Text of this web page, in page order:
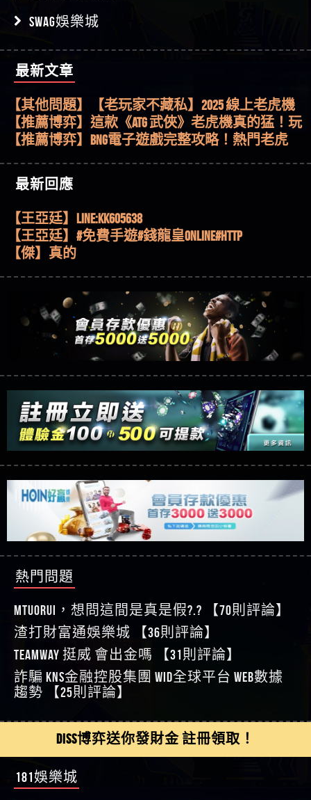
SWAG娛樂城
最新文章
【其他問題】用理性數據指路，開啟你的高回報
娛樂之旅
【其他問題】【老玩家不藏私】2025 線上老虎機
這樣挑！RTP、波動率和平台安全的全攻略！
【推薦博弈】這款《ATG 武俠》老虎機真的猛！玩
過才知道什麼叫超過3萬種中獎方式！
【推薦博弈】BNG電子遊戲完整攻略！熱門老虎
51,000倍數玩法攻略，輕鬆稱霸老虎機！
【其他問題】「拆解力智投資詐騙套路緊急追討
賴zg369」力智投資是不是詐騙 力智投資是真的嗎
力智投資是詐騙嗎 南部老翁還在癡迷力智投資高
回報獲利 請不要在匯款
【其他問題】 【遇天盛商行詐騙追回資金賴
zg369】天盛商行詐騙 天盛商行是不是詐騙 天盛商
行是真的嗎 天盛商行是詐騙嗎 被天盛商行詐騙一
招教你拿回
【其他問題】 受害者援助賴【zg369】退休老翁被
大戶e點靈詐騙痛不欲生 大戶e點靈是真的嗎 大戶e
點靈是不是詐騙 大戶e點靈是詐騙嗎 大戶e點靈無
法出金 （大戶e點靈）教你如何規避詐騙陷阱
【其他問題】 弘記投資詐騙持續收割國人中【免
費討回資金賴zg369】弘記投資是詐騙嗎 弘記投資
是不是詐騙 弘記投資是真的嗎 被弘記投資詐騙的
錢怎麼辦 本文教你如何拿回被騙資金
【其他問題】 被騙追回賴【zg369】KnTop利用新型
詐騙手法欺詐群眾 KnTop是真的嗎 KnTop是不是詐騙
KnTop是詐騙嗎 【KnTop】KnTop無法出金 被KnTop詐騙
的錢一招拿回
【其他問題】機台運算專案詐騙持續收割國人中
【免費討回資金賴zg369】機台運算專案是詐騙嗎
機台運算專案是不是詐騙 機台運算專案是真的嗎
被機台運算專案詐騙的錢怎麼辦 本文教你如何拿
回被騙資金
【其他問題】 Hoyabit詐騙持續收割國人中【免費
討回資金賴zg369】Hoyabit是詐騙嗎 Hoyabit是不是詐
騙 Hoyabit是真的嗎 被HoyabitHoyabit詐騙的錢怎麼辦
本文教你如何拿回被騙資金
【其他問題】KS.M多元化行銷詐騙持續收割國人
中【免費討回資金賴zg369】KS.M多元化行銷是詐
騙嗎 KS.M多元化行銷是不是詐騙 KS.M多元化行銷是
真的嗎 被KS.M多元化行銷詐騙的錢怎麼辦 本文教
你如何拿回被騙資金
【其他問題】免費追回賴「zg369」深度解析野原
家 Family & Love如何詐騙 野原家 Family & Love是不是詐
騙 野原家 Family & Love是真的嗎 野原家 Family & Love是
詐騙嗎 165多次通報野原家 Family & Love是詐騙平台
【其他問題】元盈橋詐騙持續收割國人中【免費
討回資金賴zg369】元盈橋是詐騙嗎 元盈橋是不是
詐騙 元盈橋是真的嗎 被元盈橋詐騙的錢怎麼辦
【其他問題】被騙追回賴【zg369】M.L.Edge利用新
型詐騙手法欺詐群眾 M.L.Edge是真的嗎 M.L.Edge是不
金 被M.L.Edge詐騙的錢一招拿回
【其他問題】 Robinhood詐騙持續收割國人中【免
不是詐騙 Robinhood是真的嗎 被Robinhood詐騙的錢怎
麼辦 本文教你如何拿回被騙資金
資金賴zg369】FLTO是詐騙嗎 FLTO是不是詐騙 FLTO是
真的嗎 被FLTO詐騙的錢怎麼辦 本文教你如何拿回
被騙資金
【其他問題】 遇詐騙求救賴【zg369】八旬老翁被
ALYWS詐騙家破人亡 ALYWS是真的嗎 ALYWS是不是詐騙
ALYWS是詐騙嗎 （ALYWS）無法出金 請小心群組暗椿
【其他問題】 一招教你揭秘新型詐騙手法 （受害
者免費援助賴zg369）當當詐騙 當當是不是詐騙 當
當是真的嗎 當當是詐騙嗎 六旬老婦深信當當高獲
利回報被騙的家破人亡
【其他問題】用理性數據指路，開啟你的高回報
娛樂之旅
【其他問題】【老玩家不藏私】2025 線上老虎機
這樣挑！RTP、波動率和平台安全的全攻略！
【推薦博弈】這款《ATG 武俠》老虎機真的猛！玩
過才知道什麼叫超過3萬種中獎方式！
【推薦博弈】BNG電子遊戲完整攻略！熱門老虎
機、集鴻運玩法、獨家試玩一次看！
【其他問題】【2025】ATG試玩必看！戰神賽特
51,000倍數玩法攻略，輕鬆稱霸老虎機！
【其他問題】「拆解力智投資詐騙套路緊急追討
賴zg369」力智投資是不是詐騙 力智投資是真的嗎
力智投資是詐騙嗎 南部老翁還在癡迷力智投資高
回報獲利 請不要在匯款
【其他問題】 【遇天盛商行詐騙追回資金賴
zg369】天盛商行詐騙 天盛商行是不是詐騙 天盛商
行是真的嗎 天盛商行是詐騙嗎 被天盛商行詐騙一
招教你拿回
【其他問題】 受害者援助賴【zg369】退休老翁被
大戶e點靈詐騙痛不欲生 大戶e點靈是真的嗎 大戶e
點靈是不是詐騙 大戶e點靈是詐騙嗎 大戶e點靈無
法出金 （大戶e點靈）教你如何規避詐騙陷阱
【其他問題】 弘記投資詐騙持續收割國人中【免
費討回資金賴zg369】弘記投資是詐騙嗎 弘記投資
是不是詐騙 弘記投資是真的嗎 被弘記投資詐騙的
錢怎麼辦 本文教你如何拿回被騙資金
【其他問題】 被騙追回賴【zg369】KnTop利用新型
詐騙手法欺詐群眾 KnTop是真的嗎 KnTop是不是詐騙
KnTop是詐騙嗎 【KnTop】KnTop無法出金 被KnTop詐騙
的錢一招拿回
【其他問題】機台運算專案詐騙持續收割國人中
【免費討回資金賴zg369】機台運算專案是詐騙嗎
機台運算專案是不是詐騙 機台運算專案是真的嗎
被機台運算專案詐騙的錢怎麼辦 本文教你如何拿
回被騙資金
【其他問題】 Hoyabit詐騙持續收割國人中【免費
討回資金賴zg369】Hoyabit是詐騙嗎 Hoyabit是不是詐
騙 Hoyabit是真的嗎 被HoyabitHoyabit詐騙的錢怎麼辦
本文教你如何拿回被騙資金
【其他問題】KS.M多元化行銷詐騙持續收割國人
中【免費討回資金賴zg369】KS.M多元化行銷是詐
騙嗎 KS.M多元化行銷是不是詐騙 KS.M多元化行銷是
真的嗎 被KS.M多元化行銷詐騙的錢怎麼辦 本文教
【其他問題】免費追回賴「zg369」深度解析野原
家 Family & Love如何詐騙 野原家 Family & Love是不是詐
騙 野原家 Family & Love是真的嗎 野原家 Family & Love是
【其他問題】元盈橋詐騙持續收割國人中【免費
討回資金賴zg369】元盈橋是詐騙嗎 元盈橋是不是
本文教你如何拿回被騙資金
【其他問題】被騙追回賴【zg369】M.L.Edge利用新
是詐騙 M.L.Edge是詐騙嗎 【M.L.Edge】M.L.Edge無法出
金 被M.L.Edge詐騙的錢一招拿回
費討回資金賴zg369】Robinhood是詐騙嗎 Robinhood是
不是詐騙 Robinhood是真的嗎 被Robinhood詐騙的錢怎
麼辦 本文教你如何拿回被騙資金
【其他問題】FLTO詐騙持續收割國人中【免費討回
資金賴zg369】FLTO是詐騙嗎 FLTO是不是詐騙 FLTO是
真的嗎 被FLTO詐騙的錢怎麼辦 本文教你如何拿回
被騙資金
【其他問題】 遇詐騙求救賴【zg369】八旬老翁被
ALYWS詐騙家破人亡 ALYWS是真的嗎 ALYWS是不是詐騙
ALYWS是詐騙嗎 （ALYWS）無法出金 請小心群組暗椿
【其他問題】 一招教你揭秘新型詐騙手法 （受害
者免費援助賴zg369）當當詐騙 當當是不是詐騙 當
最新回應
【傑】推代理真的好相處
【盧鴻傑】請問一下100多萬會出金嗎，有誰可以
【王亞廷】#免費手遊#錢龍皇ONLINE#http
【傑】真的
【蔡如軒】黑網一個呵呵
【沈樂慧】又是九州??爛死了黑網不要玩
【林伊依】爛死了拉贏錢直接鎖帳號可以去吃屎
【陳靜茹】推薦小畢，我也是小畢的會員～～
【黃家羭】推推
【AVA娛樂城】還會自己做假對話來毀謗欸哈哈哈
好厲
【陳順堪】黑網不出金
【黃伊珊】不推薦爛公司
【陳順堪】星匯娛樂城出金幾次後贏錢就不給出
金
【陳順堪】黑網出金幾次後贏了就不出金出
【玩運彩】
【asd】唬爛不出金黑網垃圾平台
【蘇俊曄】所以會出金嗎現在也是一樣的狀況
【侯依揚】廢物喔
【傑】推代理真的好相處
【盧鴻傑】請問一下100多萬會出金嗎，有誰可以
【王亞廷】#免費手遊#錢龍皇ONLINE#http
【傑】真的
【蔡如軒】黑網一個呵呵
【Wei】讚
【沈樂慧】又是九州??爛死了黑網不要玩
【林伊依】爛死了拉贏錢直接鎖帳號可以去吃屎
【陳靜茹】推薦小畢，我也是小畢的會員～～
【黃家羭】推推
好厲
【陳順堪】黑網不出金
【黃伊珊】不推薦爛公司
【陳順堪】星匯娛樂城出金幾次後贏錢就不給出
金
【陳順堪】黑網出金幾次後贏了就不出金出
【玩運彩】
熱門問題
MTUORUi，想問這間是真是假?.? 【70則評論】
渣打財富通娛樂城 【36則評論】
TEAMWAY 挺威 會出金嗎 【31則評論】
詐騙 kns金融控股集團 WID全球平台 WEB數據
趨勢 【25則評論】
DISS博弈送你發財金 註冊領取！
181娛樂城